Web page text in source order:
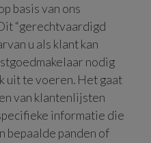
basis van ons
“gerechtvaardigd
u als klant kan
nodig
uit te voeren. Het gaat
van klantenlijsten
informatie die
bepaalde panden of